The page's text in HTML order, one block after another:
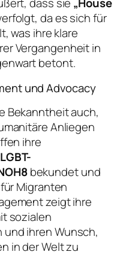
dass sie „House
da es sich für
was ihre klare
Vergangenheit in
betont.
und Advocacy
Bekanntheit auch,
Anliegen
ihre
LGBT-
bekundet und
Migranten
zeigt ihre
sozialen
ihren Wunsch,
in der Welt zu